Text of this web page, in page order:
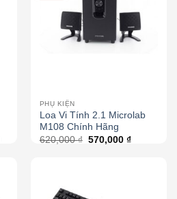
PHỤ KIỆN
Loa Vi Tính 2.1 Microlab
M108 Chính Hãng
620,000₫ 570,000 ₫